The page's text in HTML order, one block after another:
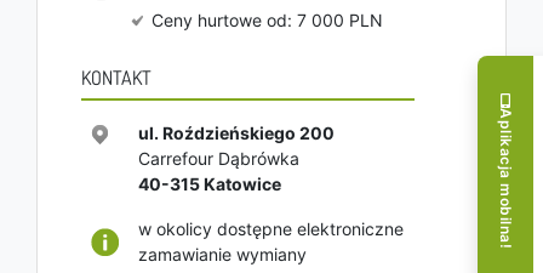
Ceny hurtowe od: 7 000 PLN
KONTAKT
ul. Roździeńskiego 200
Carrefour Dąbrówka
40-315Katowice
w okolicy dostępne elektroniczne
zamawianie wymiany
Aplikacja mobilna!